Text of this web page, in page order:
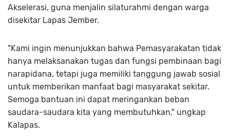
Akselerasi, guna menjalin silaturahmi dengan warga
disekitar Lapas Jember.
"Kami ingin menunjukkan bahwa Pemasyarakatan tidak
hanya melaksanakan tugas dan fungsi pembinaan bagi
narapidana, tetapi juga memiliki tanggung jawab sosial
untuk memberikan manfaat bagi masyarakat sekitar.
Semoga bantuan ini dapat meringankan beban
saudara-saudara kita yang membutuhkan," ungkap
Kalapas.